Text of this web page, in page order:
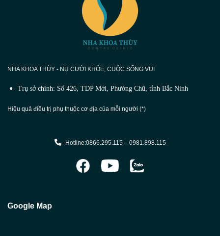
NHA KHOA THÙY - NỤ CƯỜI KHỎE, CUỘC SỐNG VUI
Trụ sở chính: Số 426, TDP Mới, Phường Chũ, tỉnh Bắc Ninh
Hiệu quả điều trị phụ thuộc cơ địa của mỗi người (*)
Hotline:0866.295.115 – 0981.898.115
Google Map